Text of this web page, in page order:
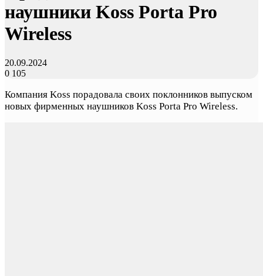
наушники Koss Porta Pro
Wireless
20.09.2024
0 105
Компания Koss порадовала своих поклонников выпуском
новых фирменных наушников Koss Porta Pro Wireless.